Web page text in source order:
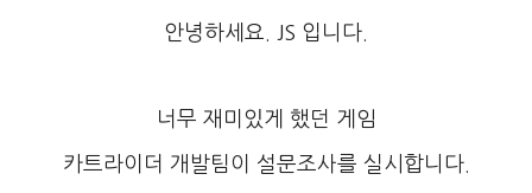
안녕하세요. JS 입니다.
너무 재미있게 했던 게임
카트라이더 개발팀이 설문조사를 실시합니다.